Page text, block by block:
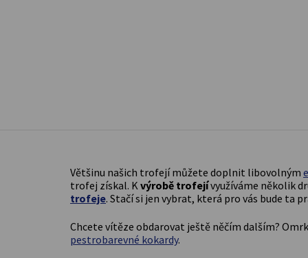
Většinu našich trofejí můžete doplnit libovolným
trofej získal. Kvýrobě trofejívyužíváme několik
trofeje. Stačí si jen vybrat, která pro vás bude ta
Chcete vítěze obdarovat ještě něčím dalším?
pestrobarevné kokardy.